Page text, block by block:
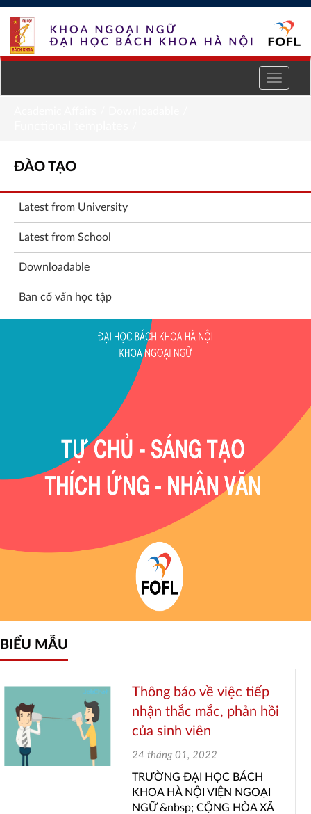
Skip to Content
Đào
tạo
ĐÀO TẠO
Latest from University
Latest from School
Downloadable
Ban cố vấn học tập
Biểu
BIỂU MẪU
Thông báo về việc tiếp
nhận thắc mắc, phản hồi
của sinh viên
24 tháng 01, 2022
TRƯỜNG ĐẠI HỌC BÁCH
KHOA HÀ NỘI VIỆN NGOẠI
NGỮ &nbsp; CỘNG HÒA XÃ